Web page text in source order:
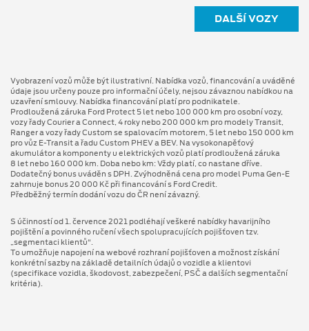
DALŠÍ VOZY
Vyobrazení vozů může být ilustrativní. Nabídka vozů, financování a uváděné
údaje jsou určeny pouze pro informační účely, nejsou závaznou nabídkou na
uzavření smlouvy. Nabídka financování platí pro podnikatele.
Prodloužená záruka Ford Protect 5 let nebo 100 000 km pro osobní vozy,
vozy řady Courier a Connect, 4 roky nebo 200 000 km pro modely Transit,
Ranger a vozy řady Custom se spalovacím motorem, 5 let nebo 150 000 km
pro vůz E-Transit a řadu Custom PHEV a BEV. Na vysokonapěťový
akumulátor a komponenty u elektrických vozů platí prodloužená záruka
8 let nebo 160 000 km. Doba nebo km: Vždy platí, co nastane dříve.
Dodatečný bonus uváděn s DPH. Zvýhodněná cena pro model Puma Gen⁠-⁠E
zahrnuje bonus 20 000 Kč při financování s Ford Credit.
Předběžný termín dodání vozu do ČR není závazný.
S účinností od 1. července 2021 podléhají veškeré nabídky havarijního
pojištění a povinného ručení všech spolupracujících pojišťoven tzv.
„segmentaci klientů“.
To umožňuje napojení na webové rozhraní pojišťoven a možnost získání
konkrétní sazby na základě detailních údajů o vozidle a klientovi
(specifikace vozidla, škodovost, zabezpečení, PSČ a dalších segmentační
kritéria).